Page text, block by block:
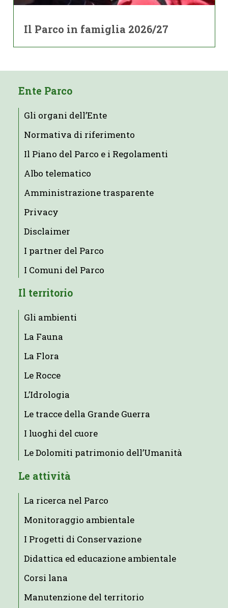
Il Parco in famiglia 2026/27
Ente Parco
Gli organi dell’Ente
Normativa di riferimento
Il Piano del Parco e i Regolamenti
Albo telematico
Amministrazione trasparente
Privacy
Disclaimer
I partner del Parco
I Comuni del Parco
Il territorio
Gli ambienti
La Fauna
La Flora
Le Rocce
L’Idrologia
Le tracce della Grande Guerra
I luoghi del cuore
Le Dolomiti patrimonio dell’Umanità
Le attività
La ricerca nel Parco
Monitoraggio ambientale
I Progetti di Conservazione
Didattica ed educazione ambientale
Corsi lana
Manutenzione del territorio